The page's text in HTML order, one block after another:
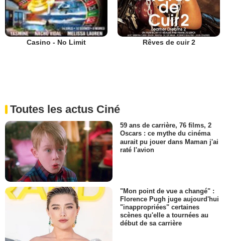
Casino - No Limit Rêves de cuir 2
Toutes les actus Ciné
59 ans de carrière, 76 films, 2
Oscars : ce mythe du cinéma
aurait pu jouer dans Maman j'ai
raté l'avion
"Mon point de vue a changé" :
Florence Pugh juge aujourd'hui
"inappropriées" certaines
scènes qu'elle a tournées au
début de sa carrière